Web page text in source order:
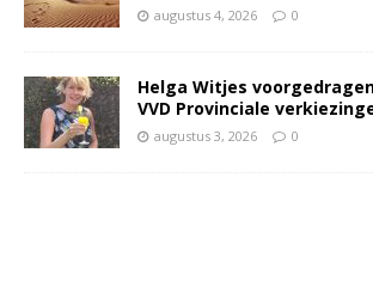
augustus 4, 2026 0
Helga Witjes
VVD Provinciale
augustus 3, 2026 0